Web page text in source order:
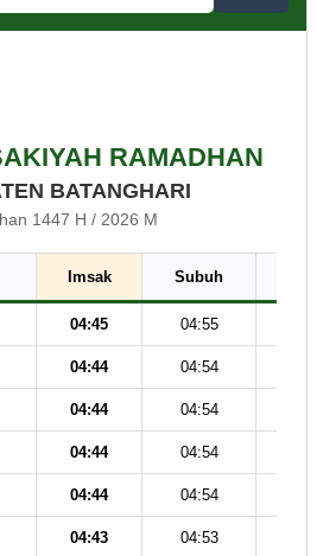
RAMADHAN
BATANGHARI
1447 H / 2026 M
Imsak Subuh
04:45 04:55
04:44 04:54
04:44 04:54
04:44 04:54
04:44 04:54
04:43 04:53